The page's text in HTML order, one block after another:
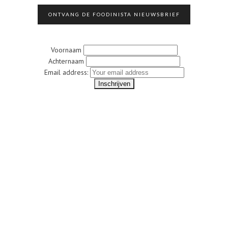
ONTVANG DE FOODINISTA NIEUWSBRIEF
Voornaam
Achternaam
Email address: